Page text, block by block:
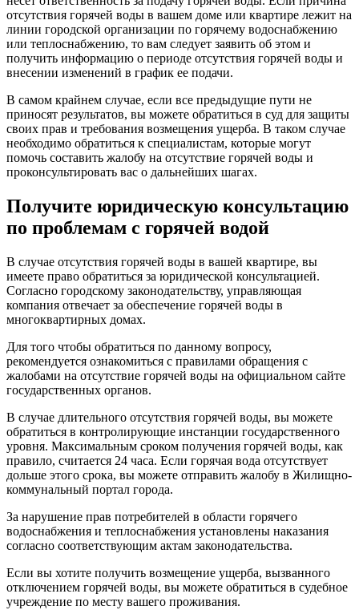
отсутствия горячей воды в вашем доме или квартире лежит на
линии городской организации по горячему водоснабжению
или теплоснабжению, то вам следует заявить об этом и
получить информацию о периоде отсутствия горячей воды и
внесении изменений в график ее подачи.
В самом крайнем случае, если все предыдущие пути не
приносят результатов, вы можете обратиться в суд для защиты
своих прав и требования возмещения ущерба. В таком случае
необходимо обратиться к специалистам, которые могут
помочь составить жалобу на отсутствие горячей воды и
проконсультировать вас о дальнейших шагах.
Получите юридическую консультацию
по проблемам с горячей водой
В случае отсутствия горячей воды в вашей квартире, вы
имеете право обратиться за юридической консультацией.
Согласно городскому законодательству, управляющая
компания отвечает за обеспечение горячей воды в
многоквартирных домах.
Для того чтобы обратиться по данному вопросу,
рекомендуется ознакомиться с правилами обращения с
жалобами на отсутствие горячей воды на официальном сайте
государственных органов.
В случае длительного отсутствия горячей воды, вы можете
обратиться в контролирующие инстанции государственного
уровня. Максимальным сроком получения горячей воды, как
правило, считается 24 часа. Если горячая вода отсутствует
дольше этого срока, вы можете отправить жалобу в Жилищно-
коммунальный портал города.
За нарушение прав потребителей в области горячего
водоснабжения и теплоснабжения установлены наказания
согласно соответствующим актам законодательства.
Если вы хотите получить возмещение ущерба, вызванного
отключением горячей воды, вы можете обратиться в судебное
учреждение по месту вашего проживания.